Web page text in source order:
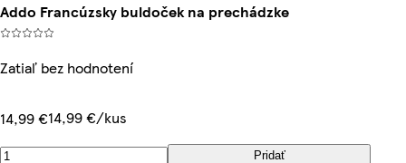
Addo Francúzsky buldoček na prechádzke
Zatiaľ bez hodnotení
14,99 €14,99 €/kus
Pridať